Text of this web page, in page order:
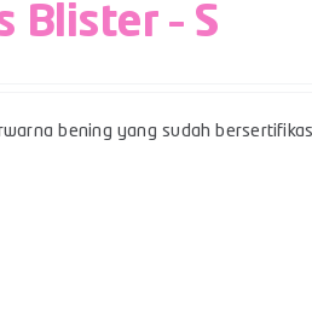
Blister – S
bening yang sudah